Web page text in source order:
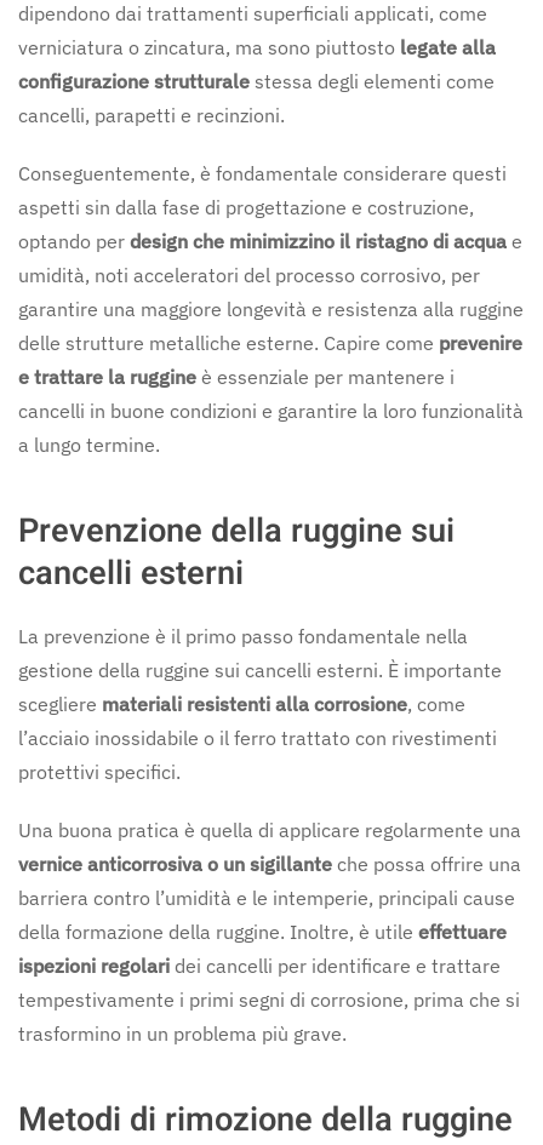
dipendono dai trattamenti superficiali applicati, come
verniciatura o zincatura, ma sono piuttosto legate alla
configurazione strutturale stessa degli elementi come
cancelli, parapetti e recinzioni.
Conseguentemente, è fondamentale considerare questi
aspetti sin dalla fase di progettazione e costruzione,
optando per design che minimizzino il ristagno di acqua e
umidità, noti acceleratori del processo corrosivo, per
garantire una maggiore longevità e resistenza alla ruggine
delle strutture metalliche esterne. Capire come prevenire
e trattare la ruggine è essenziale per mantenere i
cancelli in buone condizioni e garantire la loro funzionalità
a lungo termine.
Prevenzione della ruggine sui
cancelli esterni
La prevenzione è il primo passo fondamentale nella
gestione della ruggine sui cancelli esterni. È importante
scegliere materiali resistenti alla corrosione, come
l’acciaio inossidabile o il ferro trattato con rivestimenti
protettivi specifici.
Una buona pratica è quella di applicare regolarmente una
vernice anticorrosiva o un sigillante che possa offrire una
barriera contro l’umidità e le intemperie, principali cause
della formazione della ruggine. Inoltre, è utile effettuare
ispezioni regolari dei cancelli per identificare e trattare
tempestivamente i primi segni di corrosione, prima che si
trasformino in un problema più grave.
Metodi di rimozione della ruggine